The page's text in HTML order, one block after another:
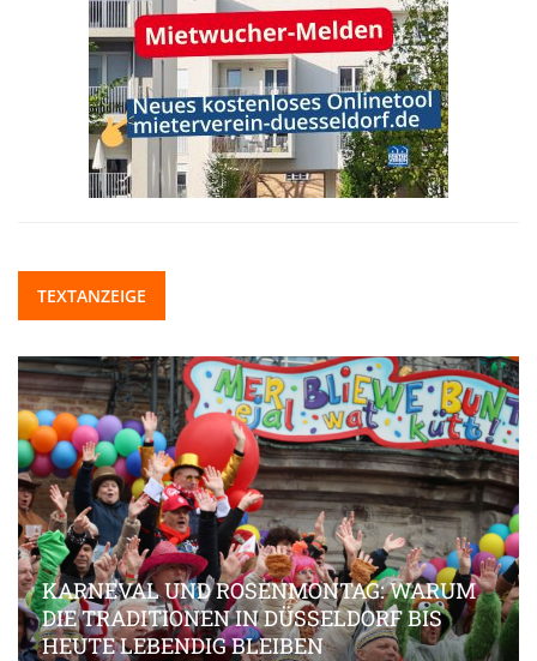
TEXTANZEIGE
KARNEVAL UND ROSENMONTAG: WARUM
DIE TRADITIONEN IN DÜSSELDORF BIS
HEUTE LEBENDIG BLEIBEN